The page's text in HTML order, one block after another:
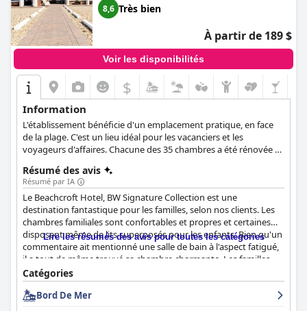
8,6 Très bien
À partir de 189 $
Voir les disponibilités
$
Information
L'établissement bénéficie d'un emplacement pratique, en face
de la plage. C'est un lieu idéal pour les vacanciers et les
voyageurs d'affaires. Chacune des 35 chambres a été rénovée et
comprennent une piscine intérieure chauffée, un jardin en bord
de mer, un restaurant et un bar.
Résumé des avis
Résumé par IA
Le Beachcroft Hotel, BW Signature Collection est une
destination fantastique pour les familles, selon nos clients. Les
chambres familiales sont confortables et propres et certaines
disposent même de lits superposés pour les enfants. Bien qu'un
commentaire ait mentionné une salle de bain à l'aspect fatigué,
il a tout de même trouvé sa chambre charmante. Les familles
ont passé une semaine relaxante à l'hôtel, la possibilité de
réserver des séances de natation privées dans la piscine étant
l'un des points forts de leur séjour. Dans l'ensemble, l'hôtel
Lire les résumés des avis pour toutes les catégories
Catégories
Bord De Mer